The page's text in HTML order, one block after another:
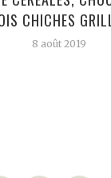
CHICHES
8 août 2019